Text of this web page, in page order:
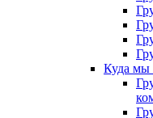
Куда мы